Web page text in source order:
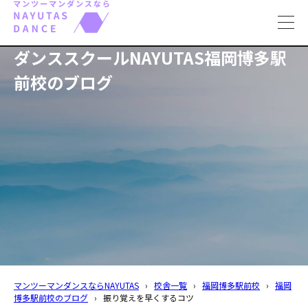
ダンススクールNAYUTAS福岡博多駅
前校のブログ
マンツーマンダンスならNAYUTAS › 校舎一覧 › 福岡博多駅前校 › 福岡
博多駅前校のブログ › 振り覚えを早くするコツ